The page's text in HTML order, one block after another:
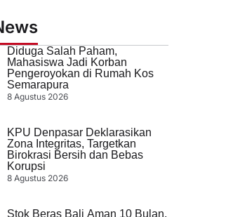
Diduga Salah Paham,
Mahasiswa Jadi Korban
Pengeroyokan di Rumah Kos
Semarapura
8 Agustus 2026
KPU Denpasar Deklarasikan
Zona Integritas, Targetkan
Birokrasi Bersih dan Bebas
Korupsi
8 Agustus 2026
Stok Beras Bali Aman 10 Bulan,